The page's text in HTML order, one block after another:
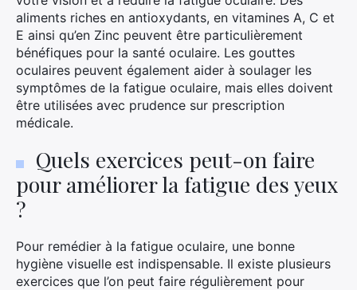
aliments riches en antioxydants, en vitamines A, C et
E ainsi qu’en Zinc peuvent être particulièrement
bénéfiques pour la santé oculaire. Les gouttes
oculaires peuvent également aider à soulager les
symptômes de la fatigue oculaire, mais elles doivent
être utilisées avec prudence sur prescription
médicale.
Quels exercices peut-on faire
pour améliorer la fatigue des yeux
?
Pour remédier à la fatigue oculaire, une bonne
hygiène visuelle est indispensable. Il existe plusieurs
exercices que l’on peut faire régulièrement pour